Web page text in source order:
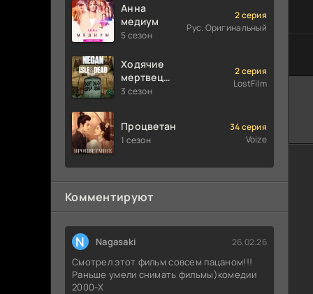
Анна
медиум
5 сезон
2 серия
Рус. Оригинальный
Ходячие
мертвецы:
Мертвый
3 сезон
2 серия
LostFilm
Процветание
1 сезон
34 серия
Voize
Комментируют
N Nagasaki 26.02.26
Смотрел этот фильм совсем пацаном!!!
Раньше умели снимать фильмы)комедии
2000-X